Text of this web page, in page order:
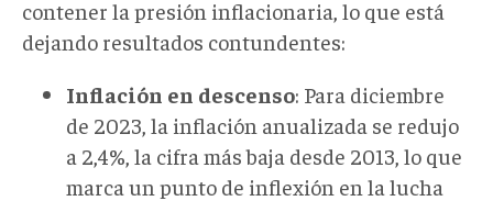
contener la presión inflacionaria, lo que está
dejando resultados contundentes:
Inflación en descenso: Para diciembre
de 2023, la inflación anualizada se redujo
a 2,4%, la cifra más baja desde 2013, lo que
marca un punto de inflexión en la lucha